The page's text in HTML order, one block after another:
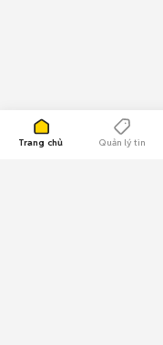
Trang chủ Quản lý tin